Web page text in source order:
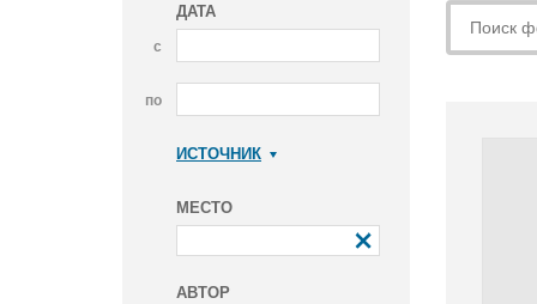
ДАТА
с
по
ИСТОЧНИК
МЕСТО
АВТОР